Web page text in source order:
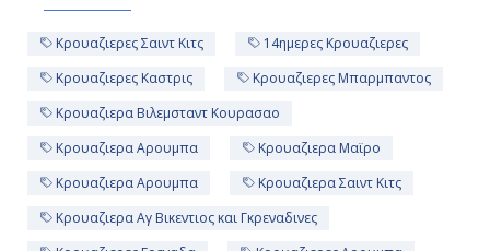
Ημέρα 11η
Βίλεμσταντ (Κουρασάο),
Ολλανδικές Αντίλλες
19:00
Κρουαζιερες Σαιντ Κιτς
14ημερες Κρουαζιερες
Κρουαζιερες Καστρις
Κρουαζιερες Μπαρμπαντος
Κρουαζιερα Βιλεμσταντ Κουρασαο
Κρουαζιερα Αρουμπα
Κρουαζιερα Μαϊρο
Κρουαζιερα Αρουμπα
Κρουαζιερα Σαιντ Κιτς
Κρουαζιερα Αγ Βικεντιος και Γκρεναδινες